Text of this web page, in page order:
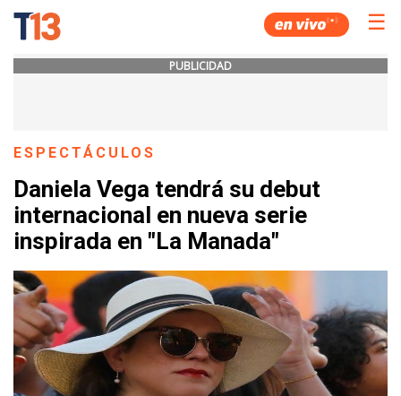
☰
PUBLICIDAD
ESPECTÁCULOS
Daniela Vega tendrá su debut
internacional en nueva serie
inspirada en "La Manada"